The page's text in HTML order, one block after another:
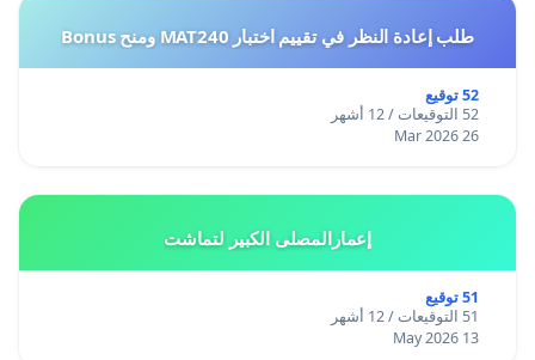
طلب إعادة النظر في تقييم اختبار MAT240 ومنح Bonus
52 توقيع
52 التوقيعات / 12 أشهر
26 Mar 2026
إعمارالمصلى الكبير لتماشت
51 توقيع
51 التوقيعات / 12 أشهر
13 May 2026